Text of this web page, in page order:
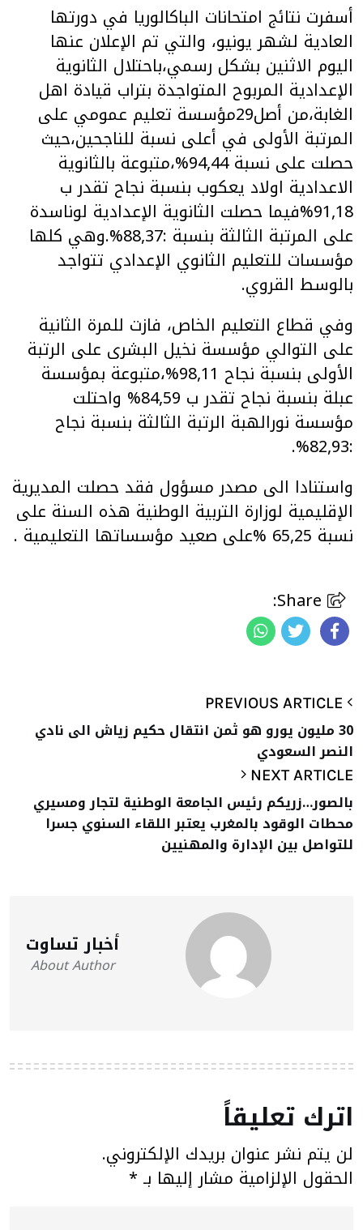
أسفرت نتائج امتحانات الباكالوريا في دورتها
العادية لشهر يونيو، والتي تم الإعلان عنها
اليوم الاثنين بشكل رسمي،باحتلال الثانوية
الإعدادية المربوح المتواجدة بتراب قيادة اهل
الغابة،من أصل29مؤسسة تعليم عمومي على
المرتبة الأولى في أعلى نسبة للناجحين،حيث
حصلت على نسبة 94,44%،متبوعة بالثانوية
الاعدادية اولاد يعكوب بنسبة نجاح تقدر ب
91,18%فيما حصلت الثانوية الإعدادية لوناسدة
على المرتبة الثالثة بنسبة :88,37%.وهي كلها
مؤسسات للتعليم الثانوي الإعدادي تتواجد
بالوسط القروي.
وفي قطاع التعليم الخاص، فازت للمرة الثانية
على التوالي مؤسسة نخيل البشرى على الرتبة
الأولى بنسبة نجاح 98,11%،متبوعة بمؤسسة
عبلة بنسبة نجاح تقدر ب 84,59% واحتلت
مؤسسة نورالهبة الرتبة الثالثة بنسبة نجاح
:82,93%.
واستنادا الى مصدر مسؤول فقد حصلت المديرية
الإقليمية لوزارة التربية الوطنية هذه السنة على
نسبة 65,25 %على صعيد مؤسساتها التعليمية .
30 مليون يورو هو ثمن انتقال حكيم زياش الى نادي
النصر السعودي
NEXT ARTICLE
بالصور…زريكم رئيس الجامعة الوطنية لتجار ومسيري
محطات الوقود بالمغرب يعتبر اللقاء السنوي جسرا
للتواصل بين الإدارة والمهنيين
أخبار تساوت
About Author
اترك تعليقاً
لن يتم نشر عنوان بريدك الإلكتروني.
الحقول الإلزامية مشار إليها بـ *